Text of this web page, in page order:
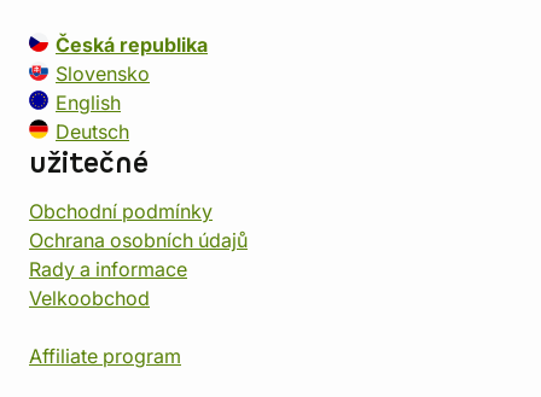
Česká republika
Slovensko
English
Deutsch
užitečné
Obchodní podmínky
Ochrana osobních údajů
Rady a informace
Velkoobchod
Affiliate program